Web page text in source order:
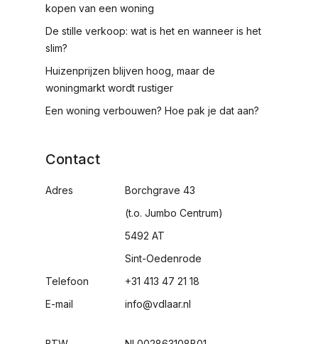
kopen van een woning
De stille verkoop: wat is het en wanneer is het
slim?
Huizenprijzen blijven hoog, maar de
woningmarkt wordt rustiger
Een woning verbouwen? Hoe pak je dat aan?
Contact
Adres
Telefoon
E-mail
Borchgrave 43
(t.o. Jumbo Centrum)
5492 AT
Sint-Oedenrode
+31 413 47 21 18
info@vdlaar.nl